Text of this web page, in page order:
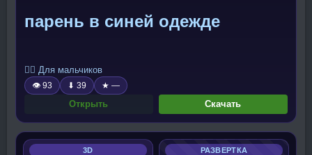
парень в синей одежде
🧍‍♂️ Для мальчиков
👁 93 ⬇ 39 ★ —
Открыть Скачать
3D РАЗВЕРТКА